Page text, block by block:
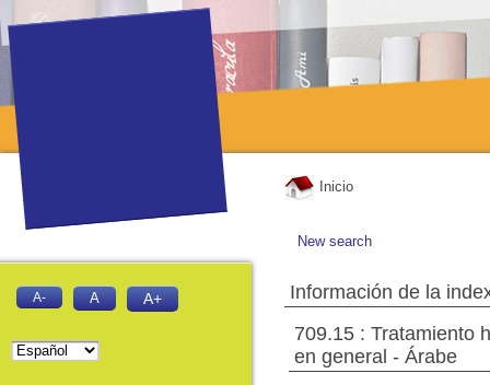
Inicio
New search
Información de la
709.15 : Tratamiento
en general - Árabe
A- A A+